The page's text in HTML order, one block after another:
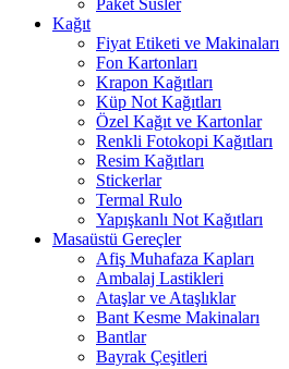
Paket Süsler
Kağıt
Fiyat Etiketi ve Makinaları
Fon Kartonları
Krapon Kağıtları
Küp Not Kağıtları
Özel Kağıt ve Kartonlar
Renkli Fotokopi Kağıtları
Resim Kağıtları
Stickerlar
Termal Rulo
Yapışkanlı Not Kağıtları
Masaüstü Gereçler
Afiş Muhafaza Kapları
Ambalaj Lastikleri
Ataşlar ve Ataşlıklar
Bant Kesme Makinaları
Bantlar
Bayrak Çeşitleri